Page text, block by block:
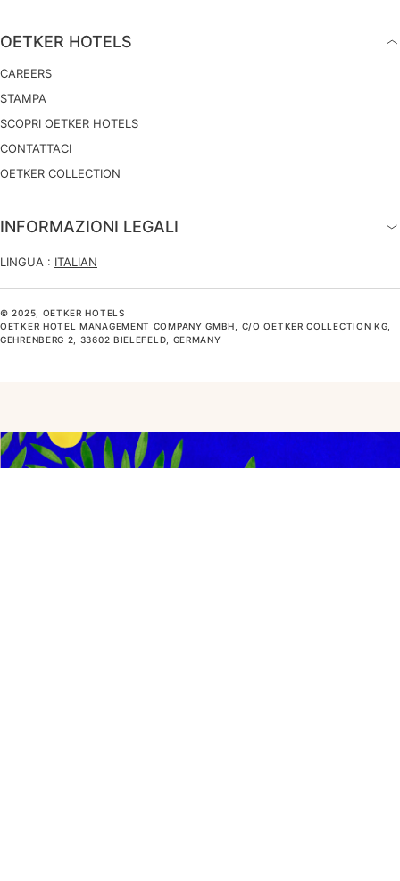
OETKER HOTELS
CAREERS
STAMPA
SCOPRI OETKER HOTELS
CONTATTACI
OETKER COLLECTION
INFORMAZIONI LEGALI
LINGUA : ITALIAN
© 2025, OETKER HOTELS
OETKER HOTEL MANAGEMENT COMPANY GMBH, C/O OETKER COLLECTION KG,
GEHRENBERG 2, 33602 BIELEFELD, GERMANY